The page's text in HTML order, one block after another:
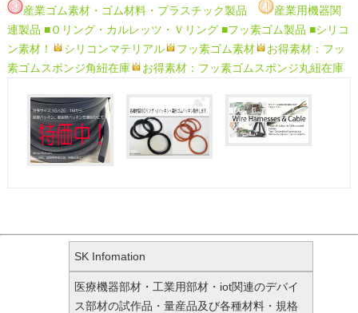
産業ゴム素材・ゴム材料・プラスチック製品
産業用機器関
連製品 ■Ｏリング・カルレッツ・Ｖリング ■フッ素ゴム製品 ■シリコ
ン素材！
シリコンマテリアル フッ素ゴム素材
お得素材：フッ
素ゴムスポンジ角紐在庫
お得素材：フッ素ゴムスポンジ丸紐在庫
SK Infomation
医療機器部材・工業用部材・iot関連のデバイ
ス部材の試作品・量産品及び各種材料・規格